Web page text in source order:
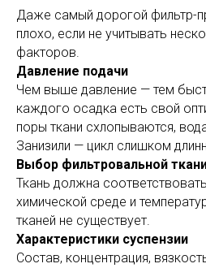
Даже самый дорогой фильтр-
плохо, если не учитывать
факторов.
Давление подачи
Чем выше давление — тем
каждого осадка есть свой
поры ткани схлопываются,
Занизили — цикл слишком
Выбор фильтровальной
Ткань должна
химической среде и
тканей не существует.
Характеристики суспензии
Состав, концентрация,